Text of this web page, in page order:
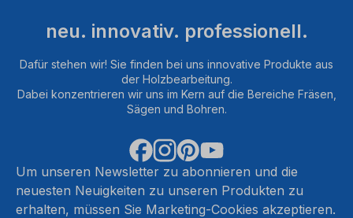
neu. innovativ. professionell.
Dafür stehen wir! Sie finden bei uns innovative Produkte aus
der Holzbearbeitung.
Dabei konzentrieren wir uns im Kern auf die Bereiche Fräsen,
Sägen und Bohren.
Um unseren Newsletter zu abonnieren und die
neuesten Neuigkeiten zu unseren Produkten zu
erhalten, müssen Sie Marketing-Cookies akzeptieren.